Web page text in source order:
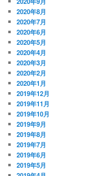
2020年8月
2020年7月
2020年6月
2020年5月
2020年4月
2020年3月
2020年2月
2020年1月
2019年12月
2019年11月
2019年10月
2019年9月
2019年8月
2019年7月
2019年6月
2019年5月